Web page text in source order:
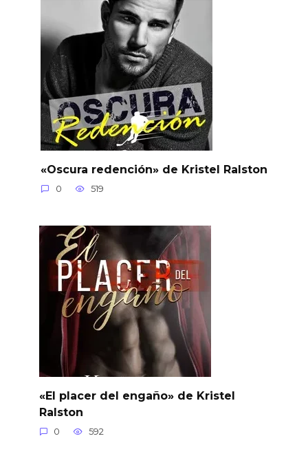
«Oscura redención» de Kristel Ralston
0 519
«El placer del engaño» de Kristel
Ralston
0 592